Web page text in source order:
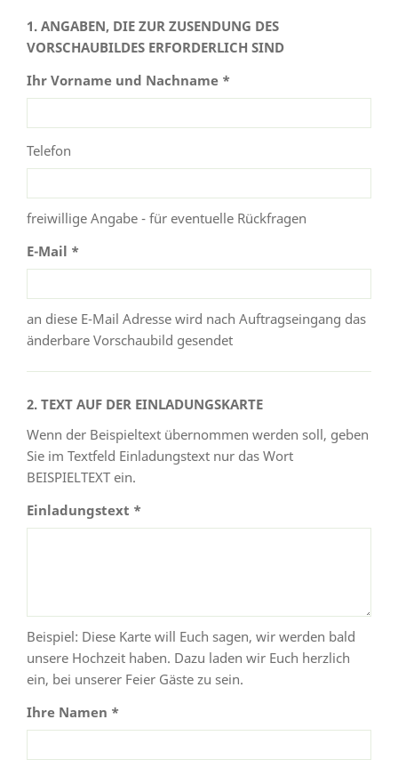
1. ANGABEN, DIE ZUR ZUSENDUNG DES
VORSCHAUBILDES ERFORDERLICH SIND
Ihr Vorname und Nachname *
Telefon
freiwillige Angabe - für eventuelle Rückfragen
E-Mail *
an diese E-Mail Adresse wird nach Auftragseingang das
änderbare Vorschaubild gesendet
2. TEXT AUF DER EINLADUNGSKARTE
Wenn der Beispieltext übernommen werden soll, geben
Sie im Textfeld Einladungstext nur das Wort
BEISPIELTEXT ein.
Einladungstext *
Beispiel: Diese Karte will Euch sagen, wir werden bald
unsere Hochzeit haben. Dazu laden wir Euch herzlich
ein, bei unserer Feier Gäste zu sein.
Ihre Namen *